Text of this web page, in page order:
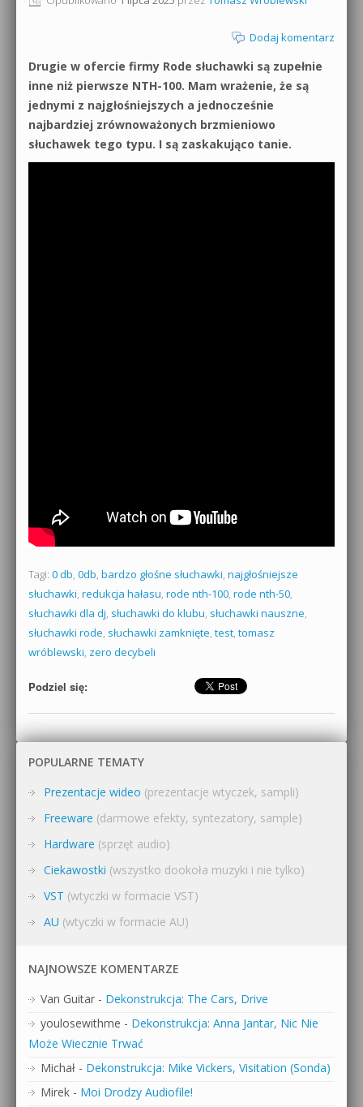
Sylenth1 od podstaw
Sound Forge od podstaw
Dubstep z syntezatorem Massive
Newsletter
Materiały dla mediów
Archiwum aktualności
Dodaj komentarz
Drugie w ofercie firmy Rode słuchawki są zupełnie
inne niż pierwsze NTH-100. Mam wrażenie, że są
jednymi z najgłośniejszych a jednocześnie
najbardziej zrównoważonych brzmieniowo
słuchawek tego typu. I są zaskakująco tanie.
Tagi: 0 db, 0db, bardzo głośne słuchawki, najgłośniejsze
słuchawki, redukcja hałasu, rode nth-100, rode nth-50,
słuchawki dla dj, słuchawki do klubu, słuchawki nauszne,
słuchawki rode, słuchawki zamknięte, test, tomasz
wróblewski, zero decybeli
Podziel się:
POPULARNE TEMATY
Prezentacje wideo (prezentacje wtyczek, sampli)
Freeware (darmowe efekty, syntezatory, sample)
Hardware (sprzęt audio)
Ciekawostki (wszystko dookoła muzyki i nie tylko)
VST (wtyczki w formacie VST)
AU (wtyczki w formacie AU)
NAJNOWSZE KOMENTARZE
Van Guitar - Dekonstrukcja: The Cars, Drive
youlosewithme - Dekonstrukcja: Anna Jantar, Nic Nie
Może Wiecznie Trwać
Michał - Dekonstrukcja: Mike Vickers, Visitation (Sonda)
Mirek - Moi Drodzy Audiofile!